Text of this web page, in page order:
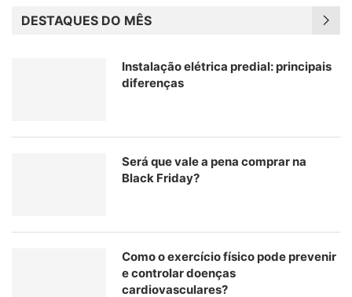
DESTAQUES DO MÊS
Instalação elétrica predial: principais
diferenças
Será que vale a pena comprar na
Black Friday?
Como o exercício físico pode prevenir
e controlar doenças
cardiovasculares?